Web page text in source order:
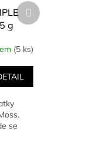
g
(5 ks)
se
Další
produkt